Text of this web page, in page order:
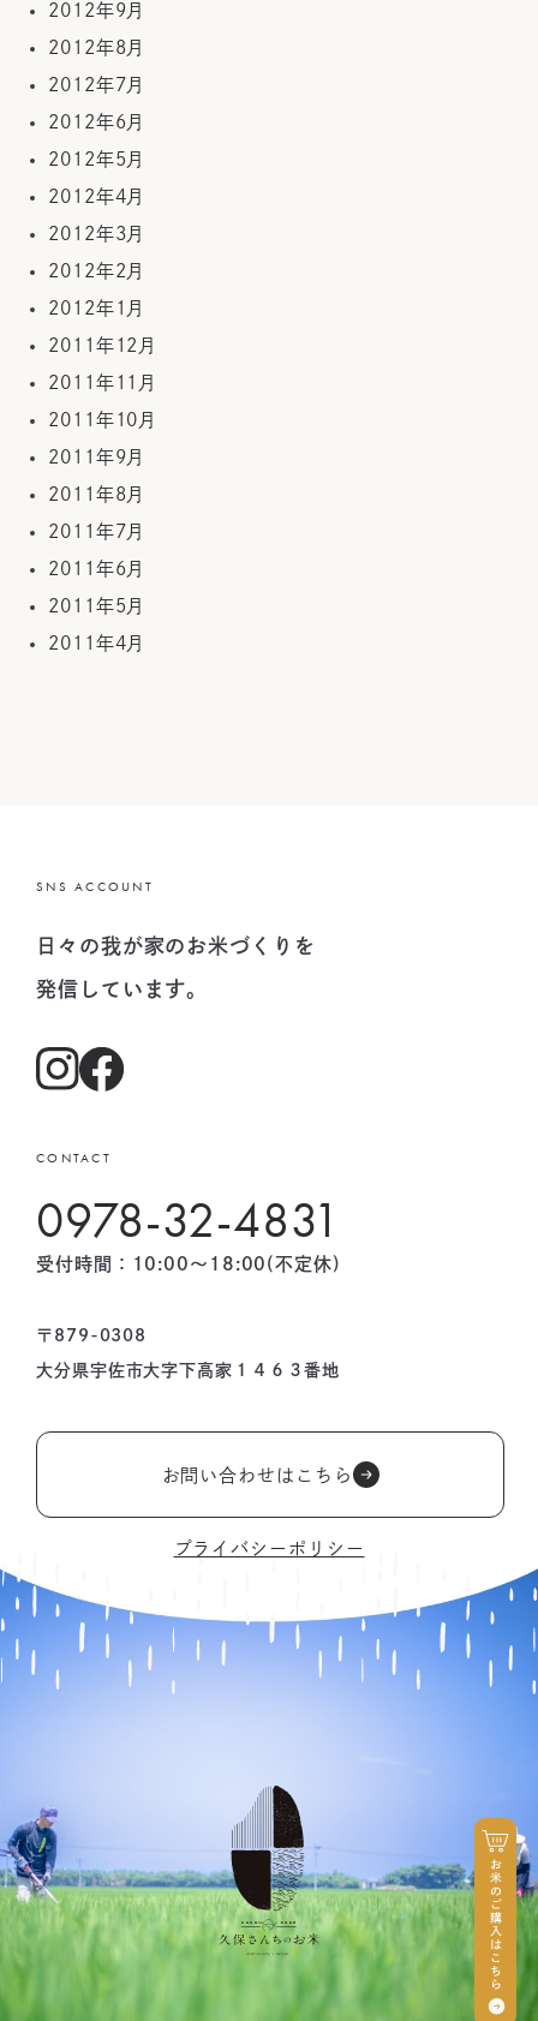
2012年9月
2012年8月
2012年7月
2012年6月
2012年5月
2012年4月
2012年3月
2012年2月
2012年1月
2011年12月
2011年11月
2011年10月
2011年9月
2011年8月
2011年7月
2011年6月
2011年5月
2011年4月
SNS ACCOUNT
日々の我が家のお米づくりを
発信しています。
CONTACT
0978-32-4831
受付時間：10:00〜18:00(不定休)
〒879-0308
大分県宇佐市大字下高家１４６３番地
お問い合わせはこちら
プライバシーポリシー